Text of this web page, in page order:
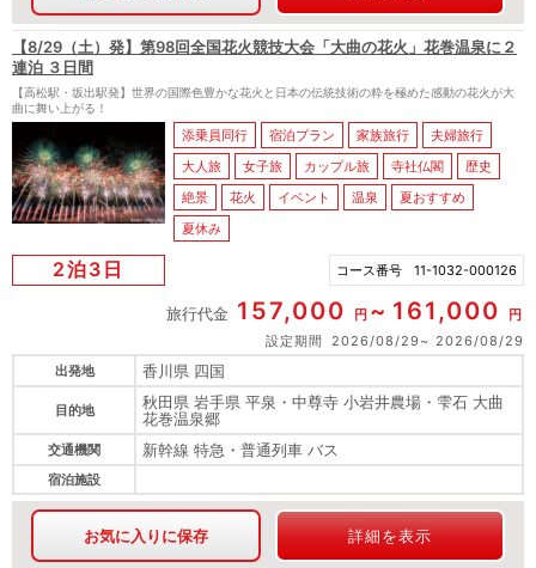
【8/29（土）発】第98回全国花火競技大会「大曲の花火」花巻温泉に２
連泊 ３日間
【高松駅・坂出駅発】世界の国際色豊かな花火と日本の伝統技術の粋を極めた感動の花火が大
曲に舞い上がる！
添乗員同行 宿泊プラン 家族旅行
夫婦旅行
大人旅
女子旅 カップル旅 寺社仏閣
歴史
絶景
花火 イベント 温泉
夏おすすめ
夏休み
2泊3日 コース番号 11-1032-000126
旅行代金 157,000 円 161,000
円
設定期間
2026/08/29
2026/08/29
出発地
香川県 四国
目的地
秋田県 岩手県 平泉・中尊寺 小岩井農場・雫石 大曲
花巻温泉郷
交通機関 新幹線 特急・普通列車 バス
宿泊施設
お気に入りに保存 詳細を表示